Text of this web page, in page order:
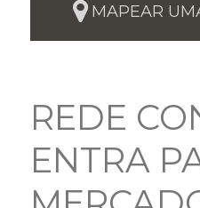
MAPEAR
REDE
ENTRA